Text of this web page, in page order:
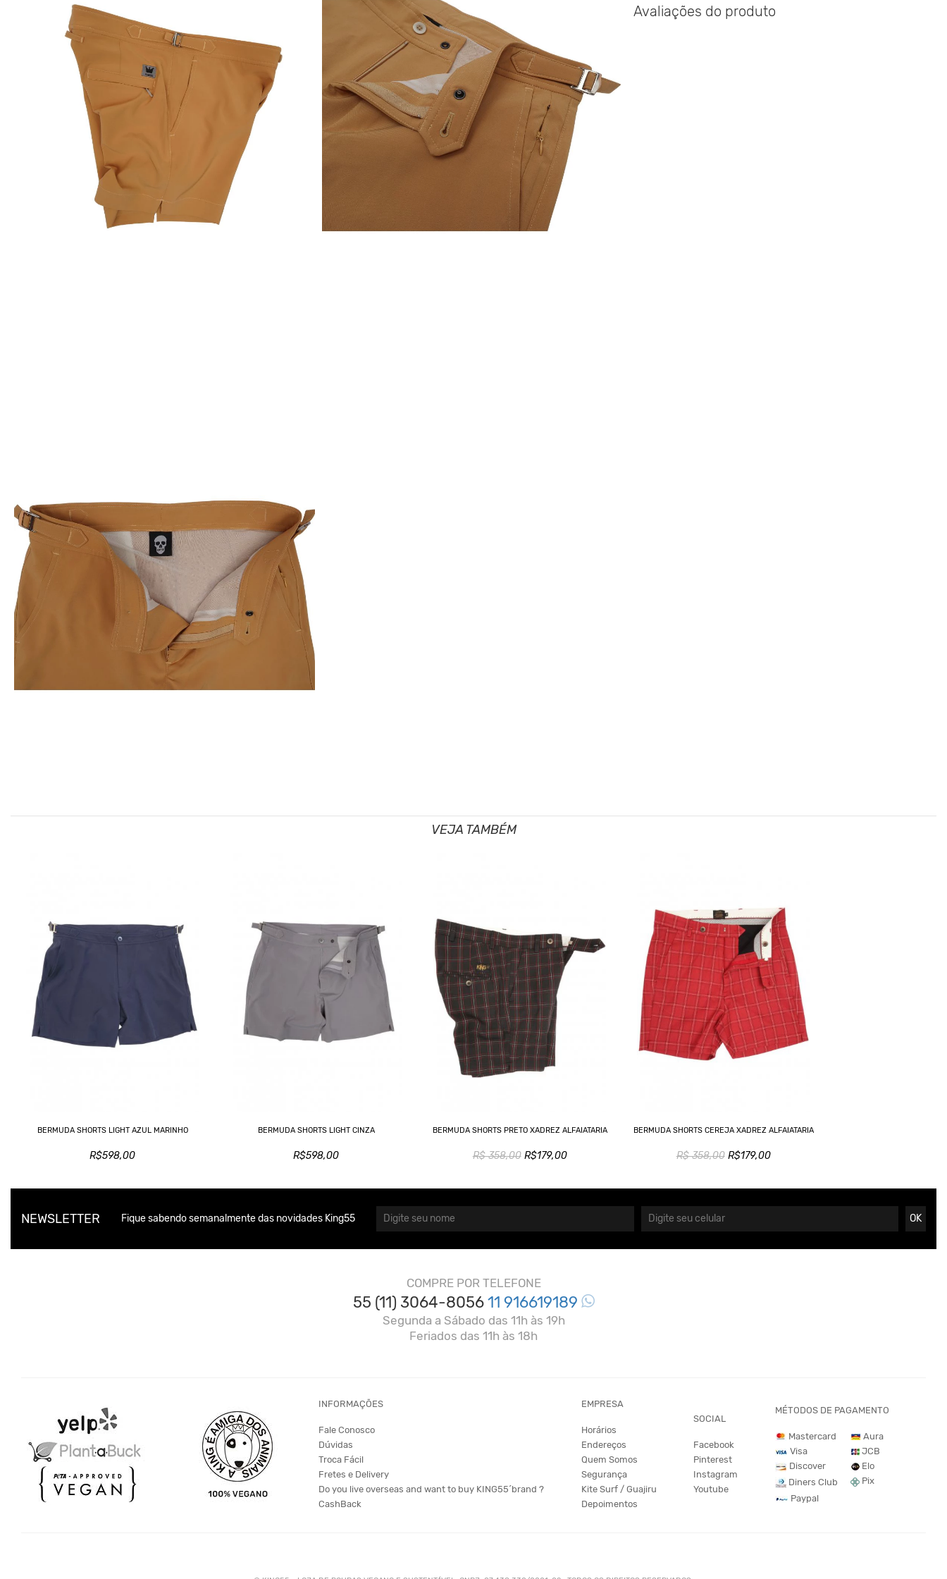
Avaliações do produto
VEJA TAMBÉM
BERMUDA SHORTS LIGHT AZUL MARINHO
R$598,00
BERMUDA SHORTS LIGHT CINZA
R$598,00
BERMUDA SHORTS PRETO XADREZ ALFAIATARIA
R$ 358,00R$179,00
BERMUDA SHORTS CEREJA XADREZ ALFAIATARIA
R$ 358,00R$179,00
NEWSLETTER Fique sabendo semanalmente das novidades King55 OK
COMPRE POR TELEFONE
55 (11) 3064-805611 916619189
Segunda a Sábado das 11h às 19h
Feriados das 11h às 18h
INFORMAÇÕES
Fale Conosco
Dúvidas
Troca Fácil
Fretes e Delivery
Do you live overseas and want to buy KING55´brand ?
CashBack
EMPRESA
Horários
Endereços
Quem Somos
Segurança
Kite Surf / Guajiru
Depoimentos
SOCIAL
Facebook
Pinterest
Instagram
Youtube
MÉTODOS DE PAGAMENTO
Mastercard
Visa
Discover
Diners Club
Paypal
Aura
JCB
Elo
Pix